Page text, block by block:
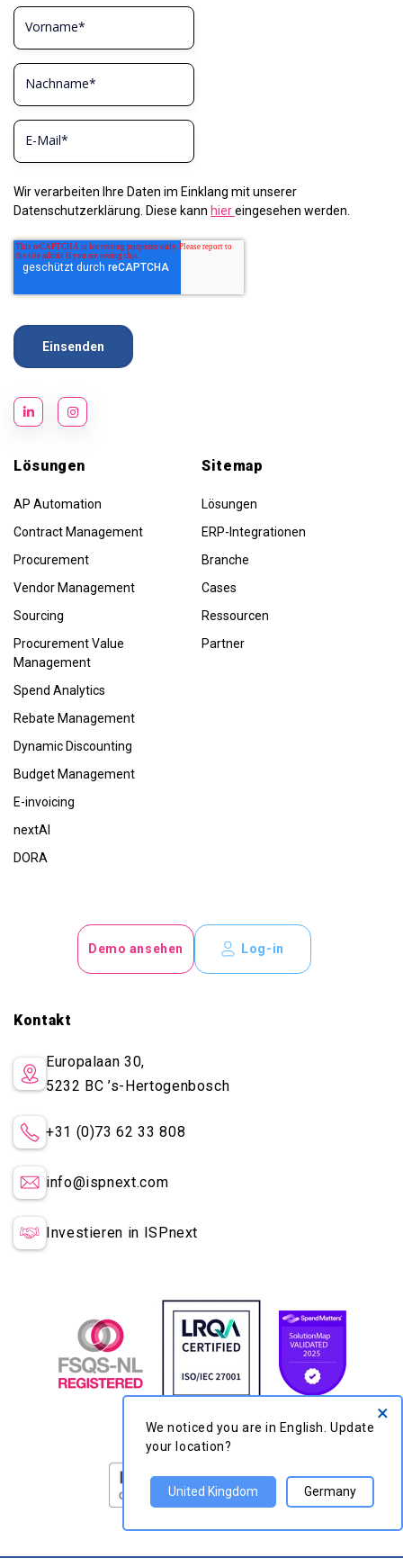
Wir verarbeiten Ihre Daten im Einklang mit unserer
Datenschutzerklärung. Diese kann hiereingesehen werden.
Lösungen
AP Automation
Contract Management
Procurement
Vendor Management
Sourcing
Procurement Value
Management
Spend Analytics
Rebate Management
Dynamic Discounting
Budget Management
E-invoicing
nextAI
DORA
Sitemap
Lösungen
ERP-Integrationen
Branche
Cases
Ressourcen
Partner
Demo ansehen Log-in
Kontakt
Europalaan 30,
5232 BC’s-Hertogenbosch
+31 (0)73 62 33 808
info@ispnext.com
Investieren in ISPnext
We noticed you are in English.
Update your location?
United Kingdom